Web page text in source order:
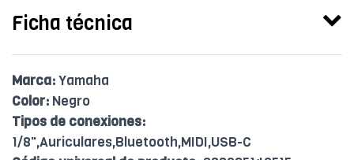
Ficha técnica
Marca:Yamaha
Color: Negro
Tipos de conexiones:
1/8",Auriculares,Bluetooth,MIDI,USB-C